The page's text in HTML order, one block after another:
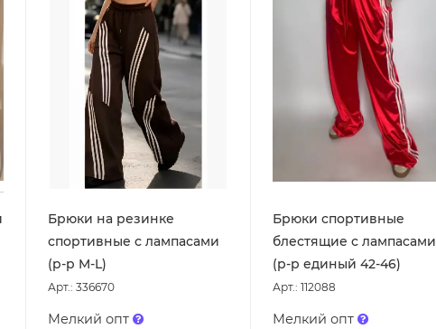
Брюки на резинке
спортивные с лампасами
(р-р M-L)
Арт.: 336670
Мелкий опт
Брюки спортивные
блестящие с лампасами
(р-р единый 42-46)
Арт.: 112088
Мелкий опт